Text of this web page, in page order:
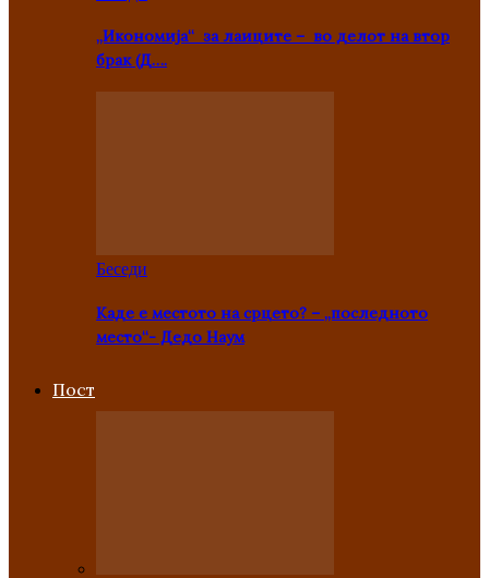
„Икономија“ за лаиците – во делот на втор
брак (Д….
Беседи
Каде е местото на срцето? – „последното
место“- Дедо Наум
Пост